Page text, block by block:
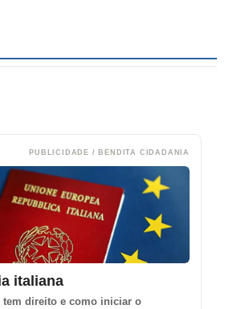
PUBLICIDADE / BENDITA CIDADANIA
italiana
tem direito e como iniciar o